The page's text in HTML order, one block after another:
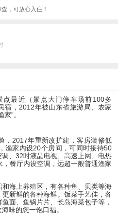
，可放心入住！
点最近（景点大门停车场前100多
宿 ，2012年被山东省旅游局、农家
”。
，2017年重新改扩建，客房装修低
渔家内设20个房间，可同时接待50
、32吋液晶电视、高速上网、电热
餐厅内设空调，远超一般普通渔家
和海上养殖区 ，有各种鱼、贝类等海
新鲜的各种海鲜。饭菜手艺佳，各
面、鱼锅片片、长岛海菜包子等，
味的您一饱口福。